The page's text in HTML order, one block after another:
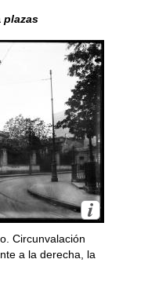
plazas
Circunvalación
a la derecha, la